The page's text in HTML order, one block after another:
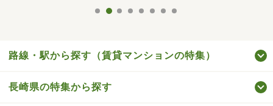
路線・駅から探す（賃貸マンションの特集）
長崎県の特集から探す